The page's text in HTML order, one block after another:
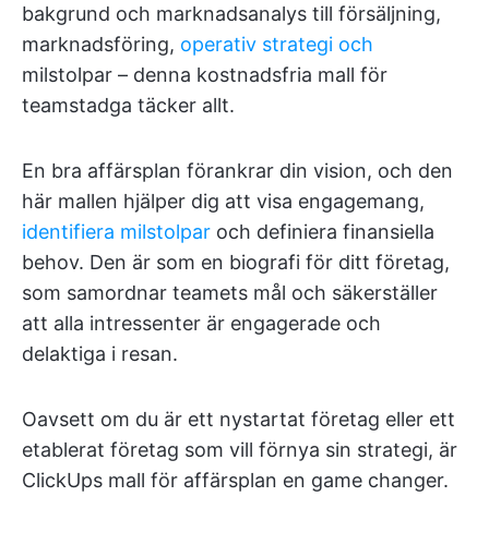
bakgrund och marknadsanalys till försäljning,
marknadsföring, operativ strategi och
milstolpar – denna kostnadsfria mall för
teamstadga täcker allt.
En bra affärsplan förankrar din vision, och den
här mallen hjälper dig att visa engagemang,
identifiera milstolpar och definiera finansiella
behov. Den är som en biografi för ditt företag,
som samordnar teamets mål och säkerställer
att alla intressenter är engagerade och
delaktiga i resan.
Oavsett om du är ett nystartat företag eller ett
etablerat företag som vill förnya sin strategi, är
ClickUps mall för affärsplan en game changer.